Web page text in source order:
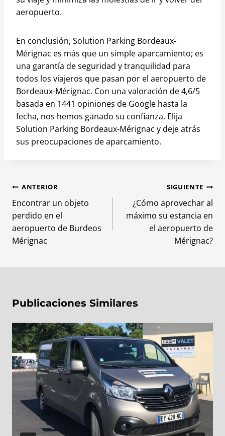
aeropuerto.
En conclusión, Solution Parking Bordeaux-
Mérignac es más que un simple aparcamiento; es
una garantía de seguridad y tranquilidad para
todos los viajeros que pasan por el aeropuerto de
Bordeaux-Mérignac. Con una valoración de 4,6/5
basada en 1441 opiniones de Google hasta la
fecha, nos hemos ganado su confianza. Elija
Solution Parking Bordeaux-Mérignac y deje atrás
sus preocupaciones de aparcamiento.
Navegación
de
entradas
ANTERIOR
Encontrar un objeto
perdido en el
aeropuerto de Burdeos
Mérignac
SIGUIENTE
¿Cómo aprovechar al
máximo su estancia en
el aeropuerto de
Mérignac?
Publicaciones Similares